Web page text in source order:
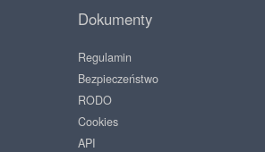
Dokumenty
Regulamin
Bezpieczeństwo
RODO
Cookies
API